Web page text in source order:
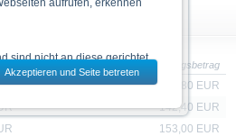
Tilgungsbetrag
131,80 EUR
142,40 EUR
153,00 EUR
aufrufen, erkennen
sind nicht an diese gerichtet.
jeweils ausgewählten Land
Akzeptieren und Seite betreten